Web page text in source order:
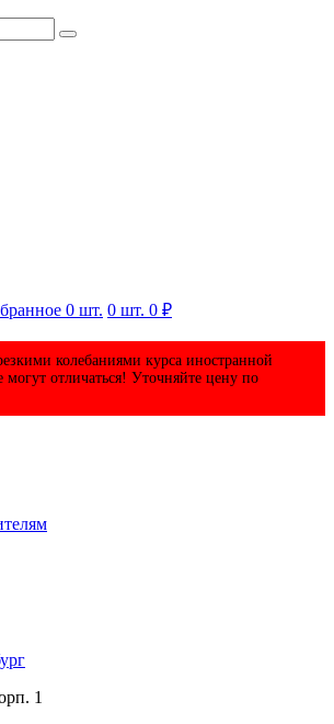
0 шт. 0 шт. 0 ₽
колебаниями курса иностранной
отличаться! Уточняйте цену по
1